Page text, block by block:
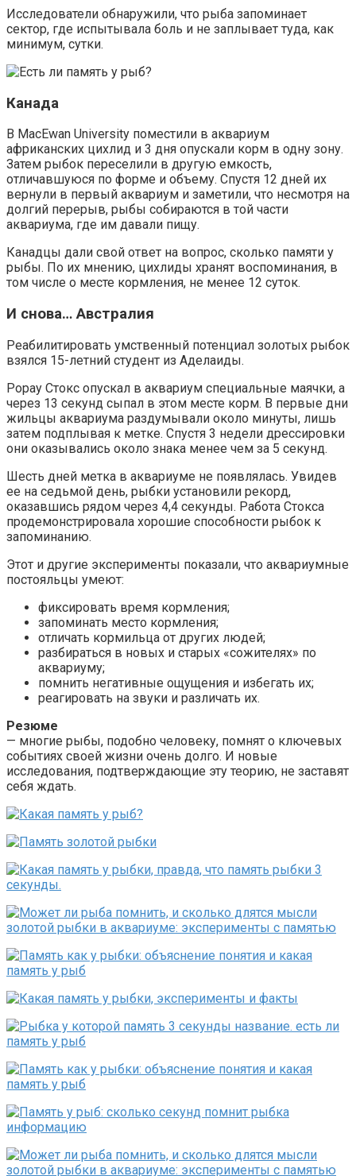
Исследователи обнаружили, что рыба запоминает
сектор, где испытывала боль и не заплывает туда, как
минимум, сутки.
Канада
В MacEwan University поместили в аквариум
африканских цихлид и 3 дня опускали корм в одну зону.
Затем рыбок переселили в другую емкость,
отличавшуюся по форме и объему. Спустя 12 дней их
вернули в первый аквариум и заметили, что несмотря на
долгий перерыв, рыбы собираются в той части
аквариума, где им давали пищу.
Канадцы дали свой ответ на вопрос, сколько памяти у
рыбы. По их мнению, цихлиды хранят воспоминания, в
том числе о месте кормления, не менее 12 суток.
И снова… Австралия
Реабилитировать умственный потенциал золотых рыбок
взялся 15-летний студент из Аделаиды.
Рорау Стокс опускал в аквариум специальные маячки, а
через 13 секунд сыпал в этом месте корм. В первые дни
жильцы аквариума раздумывали около минуты, лишь
затем подплывая к метке. Спустя 3 недели дрессировки
они оказывались около знака менее чем за 5 секунд.
Шесть дней метка в аквариуме не появлялась. Увидев
ее на седьмой день, рыбки установили рекорд,
оказавшись рядом через 4,4 секунды. Работа Стокса
продемонстрировала хорошие способности рыбок к
запоминанию.
Этот и другие эксперименты показали, что аквариумные
постояльцы умеют:
фиксировать время кормления;
запоминать место кормления;
отличать кормильца от других людей;
разбираться в новых и старых «сожителях» по
аквариуму;
помнить негативные ощущения и избегать их;
реагировать на звуки и различать их.
Резюме
— многие рыбы, подобно человеку, помнят о ключевых
событиях своей жизни очень долго. И новые
исследования, подтверждающие эту теорию, не заставят
себя ждать.